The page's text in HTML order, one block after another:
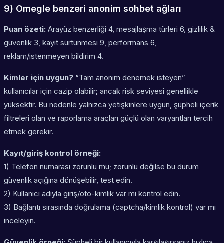
9) Omegle benzeri anonim sohbet ağları
Puan özeti: Arayüz benzerliği 4, mesajlaşma türleri 6, gizlilik &
güvenlik 3, kayıt sürtünmesi 9, performans 6,
reklam/istenmeyen bildirim 4.
Kimler için uygun? “Tam anonim denemek isteyen”
kullanıcılar için cazip olabilir; ancak risk seviyesi genellikle
yüksektir. Bu nedenle yalnızca yetişkinlere uygun, şüpheli içerik
filtreleri olan ve raporlama araçları güçlü olan varyantları tercih
etmek gerekir.
Kayıt/giriş kontrol örneği:
1) Telefon numarası zorunlu mu; zorunlu değilse bu durum
güvenlik açığına dönüşebilir, test edin.
2) Kullanıcı adıyla giriş/oto-kimlik var mı kontrol edin.
3) Bağlantı sırasında doğrulama (captcha/kimlik kontrol) var mı
inceleyin.